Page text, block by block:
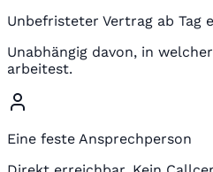
Unbefristeter Vertrag ab Tag
Unabhängig davon, in
arbeitest.
Eine feste Ansprechperson